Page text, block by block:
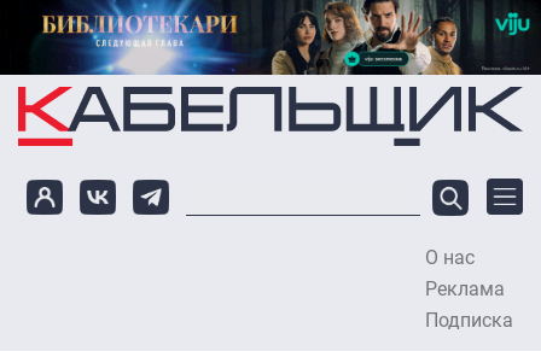
Перейти к основному содержанию
О нас
Реклама
Подписка